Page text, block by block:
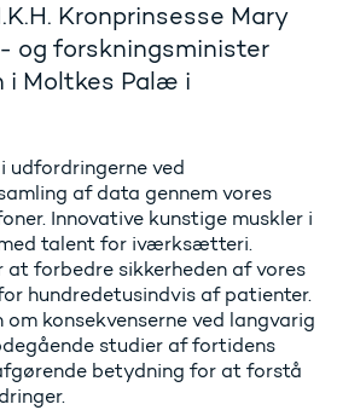
Kronprinsesse Mary
og forskningsminister
i Moltkes Palæ i
udfordringerne ved
af data gennem vores
Innovative kunstige muskler i
talent for iværksætteri.
at forbedre sikkerheden af vores
hundredetusindvis af patienter.
konsekvenserne ved langvarig
studier af fortidens
betydning for at forstå